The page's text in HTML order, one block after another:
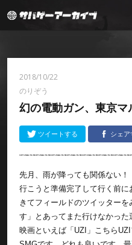
2018/10/22
のりぞう
幻の電動ガン、東京マ
ツイートする シェア
先月、雨が降っても関係ない
行こうと準備完了して行く前
きてフィールドのツイッター
す」とあってまた行けなかっ
映画といえば「UZI」こちら